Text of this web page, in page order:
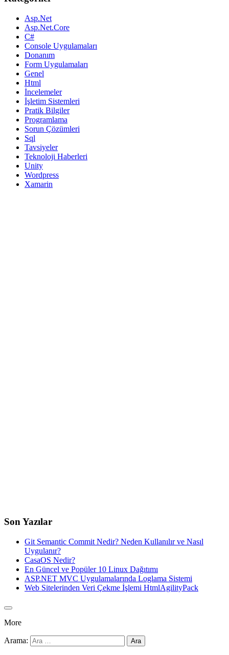
Asp.Net
Asp.Net.Core
C#
Console Uygulamaları
Donanım
Form Uygulamaları
Genel
Html
İncelemeler
İşletim Sistemleri
Pratik Bilgiler
Programlama
Sorun Çözümleri
Sql
Tavsiyeler
Teknoloji Haberleri
Unity
Wordpress
Xamarin
Son Yazılar
Git Semantic Commit Nedir? Neden Kullanılır ve Nasıl
Uygulanır?
CasaOS Nedir?
En Güncel ve Popüler 10 Linux Dağıtımı
ASP.NET MVC Uygulamalarında Loglama Sistemi
Web Sitelerinden Veri Çekme İşlemi HtmlAgilityPack
More
Arama: